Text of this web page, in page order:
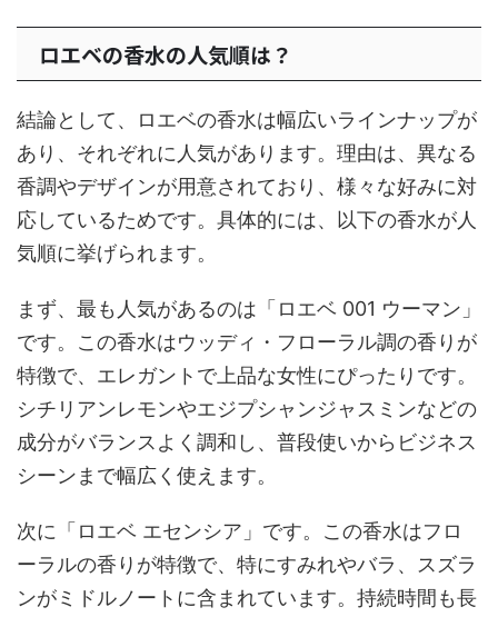
ロエベの香水の人気順は？
結論として、ロエベの香水は幅広いラインナップが
あり、それぞれに人気があります。理由は、異なる
香調やデザインが用意されており、様々な好みに対
応しているためです。具体的には、以下の香水が人
気順に挙げられます。
まず、最も人気があるのは「ロエベ 001 ウーマン」
です。この香水はウッディ・フローラル調の香りが
特徴で、エレガントで上品な女性にぴったりです。
シチリアンレモンやエジプシャンジャスミンなどの
成分がバランスよく調和し、普段使いからビジネス
シーンまで幅広く使えます。
次に「ロエベ エセンシア」です。この香水はフロ
ーラルの香りが特徴で、特にすみれやバラ、スズラ
ンがミドルノートに含まれています。持続時間も長